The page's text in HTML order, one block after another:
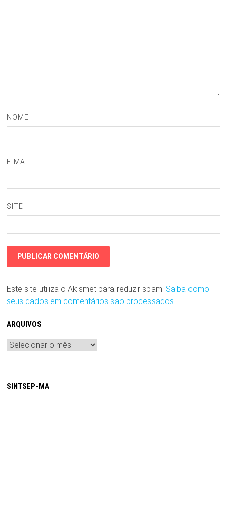
NOME
E-MAIL
SITE
Este site utiliza o Akismet para reduzir spam. Saiba como
seus dados em comentários são processados.
ARQUIVOS
Arquivos
SINTSEP-MA